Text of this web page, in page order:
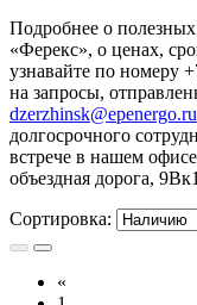
Подробнее о
«Ферекс», о ценах,
узнавайте по номеру
на запросы,
dzerzhinsk@epenergo.ru
долгосрочного
встрече в нашем
объездная дорога,
Сортировка:
«